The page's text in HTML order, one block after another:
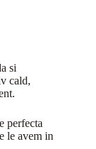
si
cald,
perfecta
le avem in